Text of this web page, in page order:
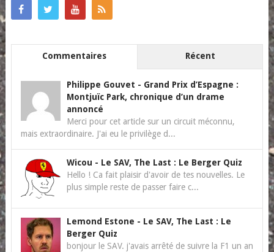
Commentaires Récent
Philippe Gouvet - Grand Prix d’Espagne :
Montjuïc Park, chronique d’un drame
annoncé
Merci pour cet article sur un circuit méconnu,
mais extraordinaire. J'ai eu le privilège d...
Wicou - Le SAV, The Last : Le Berger Quiz
Hello ! Ca fait plaisir d'avoir de tes nouvelles. Le
plus simple reste de passer faire c...
Lemond Estone - Le SAV, The Last : Le
Berger Quiz
bonjour le SAV. j'avais arrêté de suivre la F1 un an